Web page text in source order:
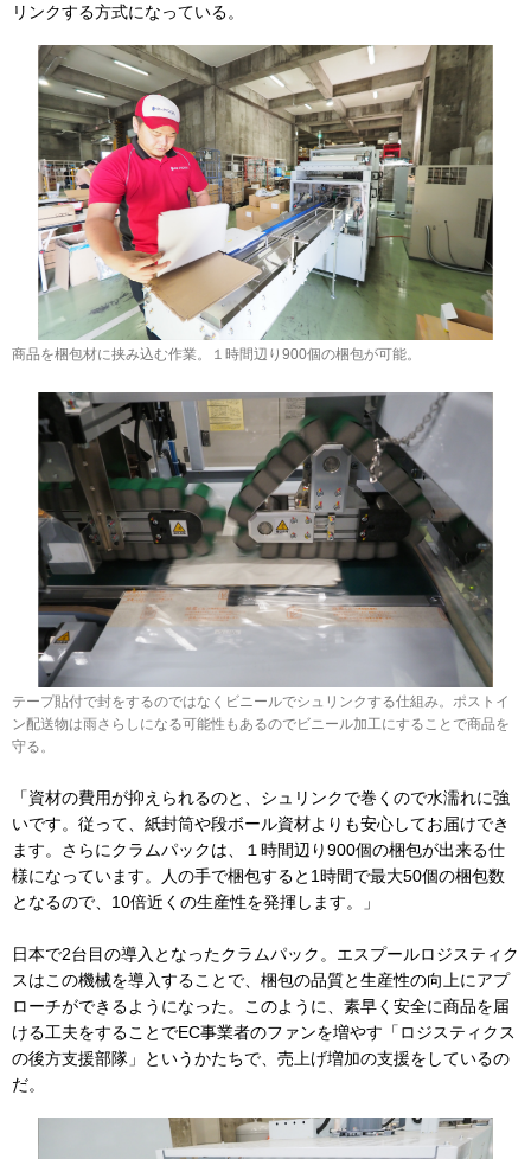
リンクする方式になっている。
商品を梱包材に挟み込む作業。１時間辺り900個の梱包が可能。
テープ貼付で封をするのではなくビニールでシュリンクする仕組み。ポストイ
ン配送物は雨さらしになる可能性もあるのでビニール加工にすることで商品を
守る。
「資材の費用が抑えられるのと、シュリンクで巻くので水濡れに強
いです。従って、紙封筒や段ボール資材よりも安心してお届けでき
ます。さらにクラムパックは、１時間辺り900個の梱包が出来る仕
様になっています。人の手で梱包すると1時間で最大50個の梱包数
となるので、10倍近くの生産性を発揮します。」
日本で2台目の導入となったクラムパック。エスプールロジスティク
スはこの機械を導入することで、梱包の品質と生産性の向上にアプ
ローチができるようになった。このように、素早く安全に商品を届
ける工夫をすることでEC事業者のファンを増やす「ロジスティクス
の後方支援部隊」というかたちで、売上げ増加の支援をしているの
だ。